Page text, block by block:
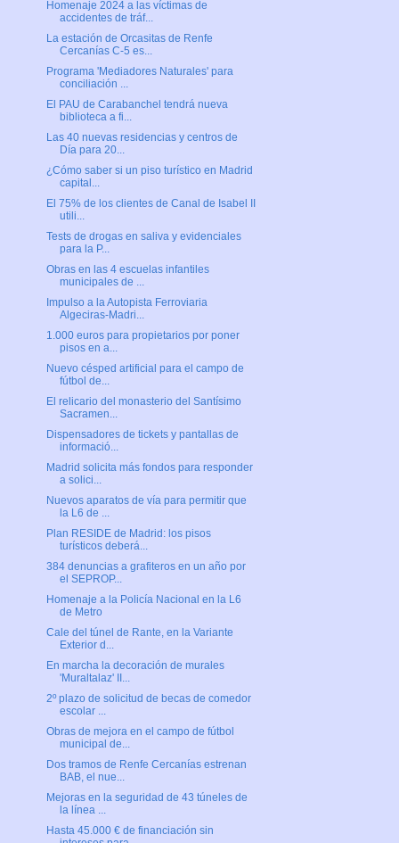
Homenaje 2024 a las víctimas de
accidentes de tráf...
La estación de Orcasitas de Renfe
Cercanías C-5 es...
Programa 'Mediadores Naturales' para
conciliación ...
El PAU de Carabanchel tendrá nueva
biblioteca a fi...
Las 40 nuevas residencias y centros de
Día para 20...
¿Cómo saber si un piso turístico en Madrid
capital...
El 75% de los clientes de Canal de Isabel II
utili...
Tests de drogas en saliva y evidenciales
para la P...
Obras en las 4 escuelas infantiles
municipales de ...
Impulso a la Autopista Ferroviaria
Algeciras-Madri...
1.000 euros para propietarios por poner
pisos en a...
Nuevo césped artificial para el campo de
fútbol de...
El relicario del monasterio del Santísimo
Sacramen...
Dispensadores de tickets y pantallas de
informació...
Madrid solicita más fondos para responder
a solici...
Nuevos aparatos de vía para permitir que
la L6 de ...
Plan RESIDE de Madrid: los pisos
turísticos deberá...
384 denuncias a grafiteros en un año por
el SEPROP...
Homenaje a la Policía Nacional en la L6
de Metro
Cale del túnel de Rante, en la Variante
Exterior d...
En marcha la decoración de murales
'Muraltalaz' II...
2º plazo de solicitud de becas de comedor
escolar ...
Obras de mejora en el campo de fútbol
municipal de...
Dos tramos de Renfe Cercanías estrenan
BAB, el nue...
Mejoras en la seguridad de 43 túneles de
la línea ...
Hasta 45.000 € de financiación sin